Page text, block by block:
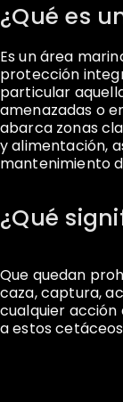
¿Qué es
Es un área
protección
particular
amenazadas o
abarca zonas
y alimentación,
mantenimiento
¿Qué
Que quedan
caza, captura,
cualquier
a estos